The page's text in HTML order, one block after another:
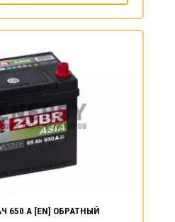
650 А [EN] ОБРАТНЫЙ